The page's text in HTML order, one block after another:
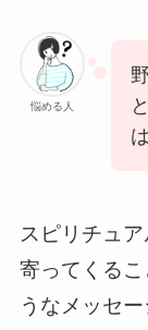
悩める人
スピリチュ
寄ってくる
うなメッセ